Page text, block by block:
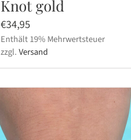
Knot gold
€34,95
Enthält 19% Mehrwertsteuer
zzgl.Versand